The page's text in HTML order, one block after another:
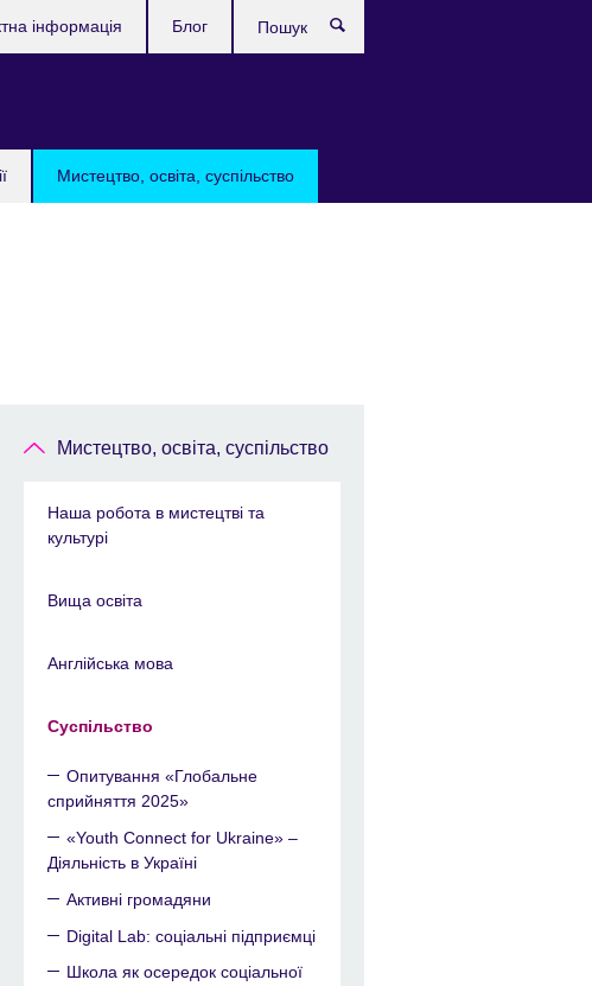
Мистецтво, освіта, суспільство
інформація Блог
Мистецтво, освіта, суспільство
Наша робота в мистецтві та
культурі
Вища освіта
Англійська мова
Суспільство
Опитування «Глобальне
сприйняття 2025»
«Youth Connect for Ukraine» –
Діяльність в Україні
Активні громадяни
Digital Lab: соціальні підприємці
Школа як осередок соціальної